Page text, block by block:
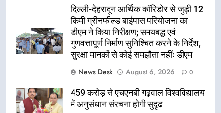
दिल्ली-देहरादून आर्थिक कॉरिडोर से जुड़ी 12
किमी ग्रीनफील्ड बाईपास परियोजना का
डीएम ने किया निरीक्षण; समयबद्ध एवं
गुणवत्तापूर्ण निर्माण सुनिश्चित करने के निर्देश,
सुरक्षा मानकों से कोई समझौता नहींः डीएम
News Desk
August 6, 2026 0
459 करोड़ से एचएनबी गढ़वाल विश्वविद्यालय
में अनुसंधान संरचना होगी सुदृढ